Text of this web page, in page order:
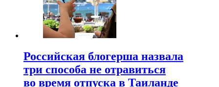
Российская блогерша назвала
три способа не отравиться
во время отпуска в Таиланде